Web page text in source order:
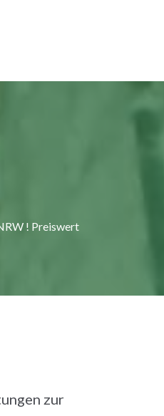
! Preiswert
zur